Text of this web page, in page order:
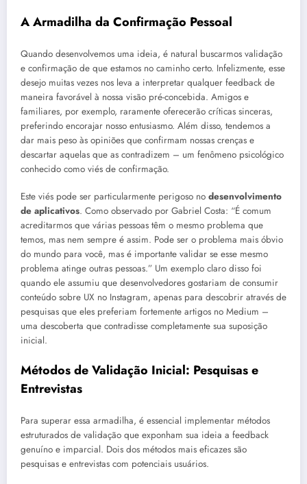
A Armadilha da Confirmação Pessoal
Quando desenvolvemos uma ideia, é natural buscarmos validação
e confirmação de que estamos no caminho certo. Infelizmente, esse
desejo muitas vezes nos leva a interpretar qualquer feedback de
maneira favorável à nossa visão pré-concebida. Amigos e
familiares, por exemplo, raramente oferecerão críticas sinceras,
preferindo encorajar nosso entusiasmo. Além disso, tendemos a
dar mais peso às opiniões que confirmam nossas crenças e
descartar aquelas que as contradizem – um fenômeno psicológico
conhecido como viés de confirmação.
Este viés pode ser particularmente perigoso no desenvolvimento
de aplicativos. Como observado por Gabriel Costa: “É comum
acreditarmos que várias pessoas têm o mesmo problema que
temos, mas nem sempre é assim. Pode ser o problema mais óbvio
do mundo para você, mas é importante validar se esse mesmo
problema atinge outras pessoas.” Um exemplo claro disso foi
quando ele assumiu que desenvolvedores gostariam de consumir
conteúdo sobre UX no Instagram, apenas para descobrir através de
pesquisas que eles preferiam fortemente artigos no Medium –
uma descoberta que contradisse completamente sua suposição
inicial.
Métodos de Validação Inicial: Pesquisas e
Entrevistas
Para superar essa armadilha, é essencial implementar métodos
estruturados de validação que exponham sua ideia a feedback
genuíno e imparcial. Dois dos métodos mais eficazes são
pesquisas e entrevistas com potenciais usuários.